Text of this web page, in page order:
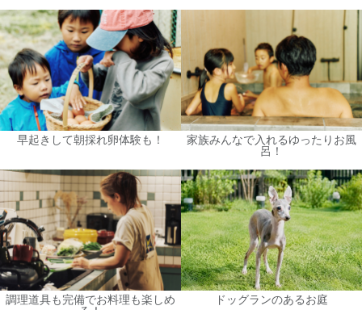
早起きして朝採れ卵体験も！ 家族みんなで入れるゆったりお風
呂！
調理道具も完備でお料理も楽しめ ドッグランのあるお庭